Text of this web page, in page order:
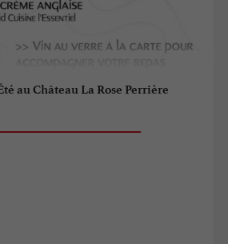
au Château La Rose Perrière